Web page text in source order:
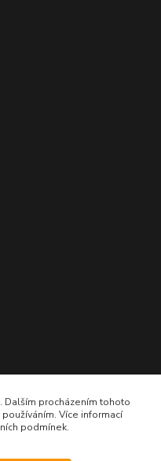
007
procházením tohoto
Více informací
podmínek.